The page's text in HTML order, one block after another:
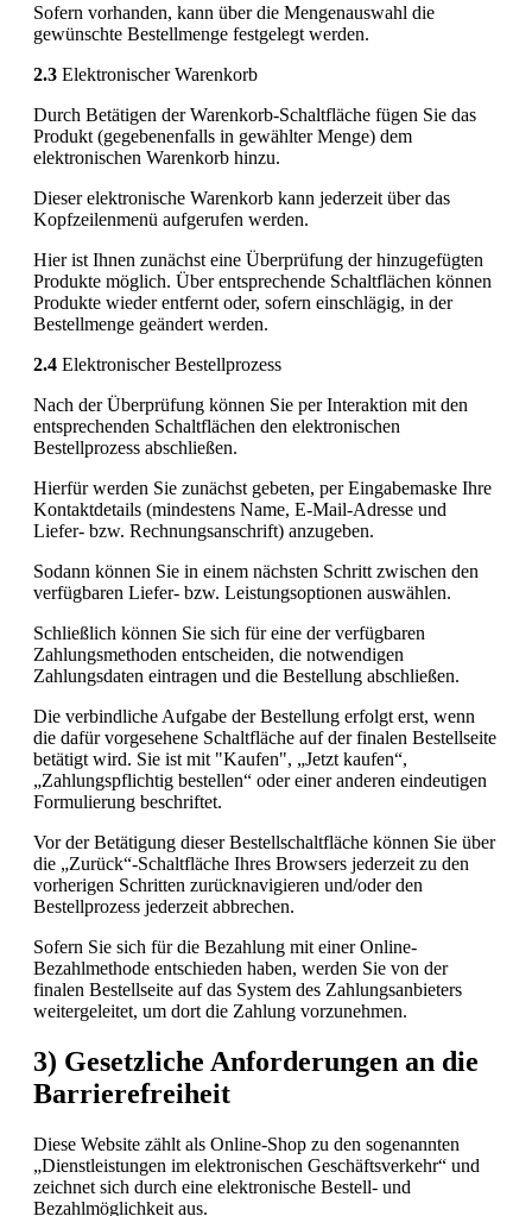
Sofern vorhanden, kann über die Mengenauswahl die
gewünschte Bestellmenge festgelegt werden.
2.3 Elektronischer Warenkorb
Durch Betätigen der Warenkorb-Schaltfläche fügen Sie das
Produkt (gegebenenfalls in gewählter Menge) dem
elektronischen Warenkorb hinzu.
Dieser elektronische Warenkorb kann jederzeit über das
Kopfzeilenmenü aufgerufen werden.
Hier ist Ihnen zunächst eine Überprüfung der hinzugefügten
Produkte möglich. Über entsprechende Schaltflächen können
Produkte wieder entfernt oder, sofern einschlägig, in der
Bestellmenge geändert werden.
2.4 Elektronischer Bestellprozess
Nach der Überprüfung können Sie per Interaktion mit den
entsprechenden Schaltflächen den elektronischen
Bestellprozess abschließen.
Hierfür werden Sie zunächst gebeten, per Eingabemaske Ihre
Kontaktdetails (mindestens Name, E-Mail-Adresse und
Liefer- bzw. Rechnungsanschrift) anzugeben.
Sodann können Sie in einem nächsten Schritt zwischen den
verfügbaren Liefer- bzw. Leistungsoptionen auswählen.
Schließlich können Sie sich für eine der verfügbaren
Zahlungsmethoden entscheiden, die notwendigen
Zahlungsdaten eintragen und die Bestellung abschließen.
Die verbindliche Aufgabe der Bestellung erfolgt erst, wenn
die dafür vorgesehene Schaltfläche auf der finalen Bestellseite
betätigt wird. Sie ist mit "Kaufen", „Jetzt kaufen“,
„Zahlungspflichtig bestellen“ oder einer anderen eindeutigen
Formulierung beschriftet.
Vor der Betätigung dieser Bestellschaltfläche können Sie über
die „Zurück“-Schaltfläche Ihres Browsers jederzeit zu den
vorherigen Schritten zurücknavigieren und/oder den
Bestellprozess jederzeit abbrechen.
Sofern Sie sich für die Bezahlung mit einer Online-
Bezahlmethode entschieden haben, werden Sie von der
finalen Bestellseite auf das System des Zahlungsanbieters
weitergeleitet, um dort die Zahlung vorzunehmen.
3) Gesetzliche Anforderungen an die
Barrierefreiheit
Diese Website zählt als Online-Shop zu den sogenannten
„Dienstleistungen im elektronischen Geschäftsverkehr“ und
zeichnet sich durch eine elektronische Bestell- und
Bezahlmöglichkeit aus.